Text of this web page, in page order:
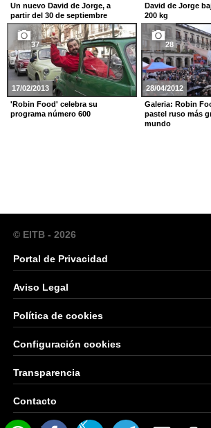
Un nuevo David de Jorge, a
partir del 30 de septiembre
David de Jorge
200 kg
37
17/02/2013
'Robin Food' celebra su
programa número 600
28
28/04/2012
Galeria: Robin
pastel ruso más
mundo
© EITB - 2026
Portal de Privacidad
Aviso Legal
Política de cookies
Configuración cookies
Transparencia
Contacto